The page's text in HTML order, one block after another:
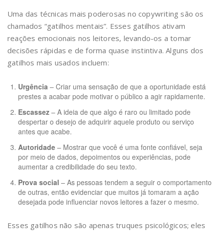
Uma das técnicas mais poderosas no copywriting são os
chamados “gatilhos mentais”. Esses gatilhos ativam
reações emocionais nos leitores, levando-os a tomar
decisões rápidas e de forma quase instintiva. Alguns dos
gatilhos mais usados incluem:
Urgência – Criar uma sensação de que a oportunidade está
prestes a acabar pode motivar o público a agir rapidamente.
Escassez – A ideia de que algo é raro ou limitado pode
despertar o desejo de adquirir aquele produto ou serviço
antes que acabe.
Autoridade – Mostrar que você é uma fonte confiável, seja
por meio de dados, depoimentos ou experiências, pode
aumentar a credibilidade do seu texto.
Prova social – As pessoas tendem a seguir o comportamento
de outras, então evidenciar que muitos já tomaram a ação
desejada pode influenciar novos leitores a fazer o mesmo.
Esses gatilhos não são apenas truques psicológicos; eles